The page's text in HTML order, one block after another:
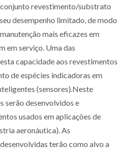
revestimento/substrato
desempenho limitado, de modo
mais eficazes em
em serviço. Uma das
capacidade aos revestimentos
de espécies indicadoras em
(sensores).Neste
serão desenvolvidos e
usados em aplicações de
aeronáutica). As
terão como alvo a